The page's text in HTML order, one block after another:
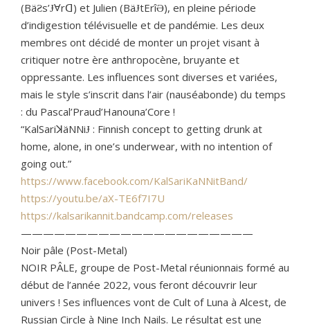
(BäƧs’ɈⱯrꓷ) et Julien (BäɈtErîƏ), en pleine période
d’indigestion télévisuelle et de pandémie. Les deux
membres ont décidé de monter un projet visant à
critiquer notre ère anthropocène, bruyante et
oppressante. Les influences sont diverses et variées,
mais le style s’inscrit dans l’air (nauséabonde) du temps
: du Pascal’Praud’Hanouna’Core !
“KalSariꓘäNNiɈ : Finnish concept to getting drunk at
home, alone, in one’s underwear, with no intention of
going out.”
https://www.facebook.com/KalSariKaNNitBand/
https://youtu.be/aX-TE6f7I7U
https://kalsarikannit.bandcamp.com/releases
—————————————————————
Noir pâle (Post-Metal)
NOIR PÂLE, groupe de Post-Metal réunionnais formé au
début de l’année 2022, vous feront découvrir leur
univers ! Ses influences vont de Cult of Luna à Alcest, de
Russian Circle à Nine Inch Nails. Le résultat est une